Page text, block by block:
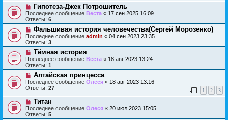
Гипотеза-Джек Потрошитель
Последнее сообщение Веста « 17 сен 2025 16:09
Ответы: 6
Фальшивая история человечества(Сергей Морозенко)
Последнее сообщение admin « 04 сен 2023 23:35
Ответы: 3
Тёмная история
Последнее сообщение Веста « 18 авг 2023 13:24
Ответы: 1
Алтайская принцесса
Последнее сообщение Олеся « 18 авг 2023 13:16
Ответы: 27 1 2 3
Титан
Последнее сообщение Олеся « 20 июл 2023 15:05
Ответы: 5